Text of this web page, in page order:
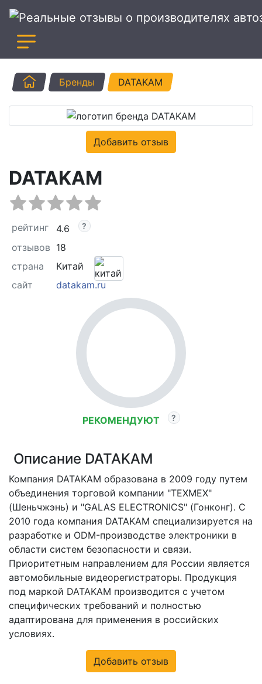
ГлавнаяБренды DATAKAM
Добавить отзыв
DATAKAM
рейтинг
4.6
отзывов 18
страна
Китай
сайт
datakam.ru
РЕКОМЕНДУЮТ
Описание DATAKAM
Компания DATAKAM образована в 2009 году путем
объединения торговой компании "TEXMEX"
(Шеньчжэнь) и "GALAS ELECTRONICS" (Гонконг). C
2010 года компания DATAKAM специализируется на
разработке и ODM-производстве электроники в
области систем безопасности и связи.
Приоритетным направлением для России является
автомобильные видеорегистраторы. Продукция
под маркой DATAKAM производится с учетом
специфических требований и полностью
адаптирована для применения в российских
условиях.
Добавить отзыв